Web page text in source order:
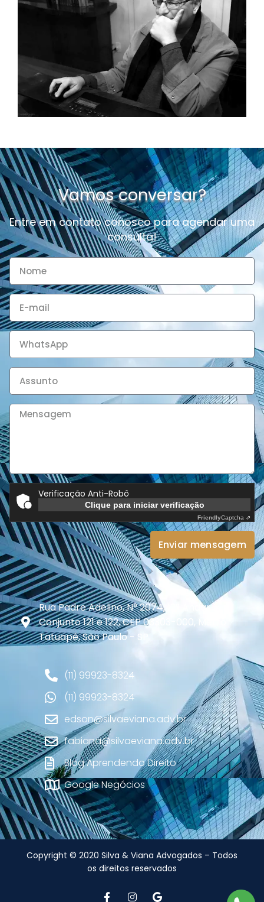
Vamos conversar?
Entre em contato conosco para agendar uma
consulta!
Verificação Anti-Robô
Clique para iniciar verificação
FriendlyCaptcha ⇗
Enviar mensagem
Rua Padre Adelino, N° 2074, 12° Andar -
Conjunto 121 e 122, CEP 03303-000, Metrô
Tatuapé, São Paulo - SP
(11) 99923-8324
(11) 99923-8324
edson@silvaeviana.adv.br
fabiana@silvaeviana.adv.br
Blog Aprendendo Direito
Google Negócios
Copyright © 2020 Silva & Viana Advogados – Todos
os direitos reservados